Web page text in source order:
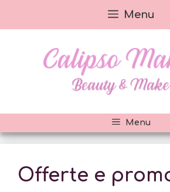
al
Menu
Menu
Offerte e